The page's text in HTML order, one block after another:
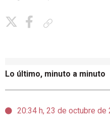
Lo último, minuto a minuto
20:34 h, 23 de octubre de